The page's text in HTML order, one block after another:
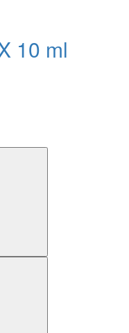
10 ml